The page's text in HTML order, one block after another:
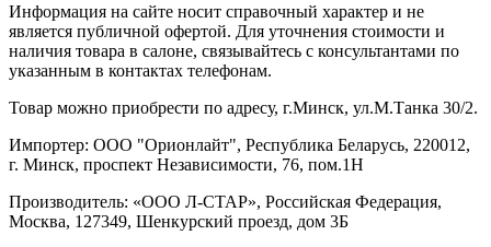
Информация на сайте носит справочный характер и не
является публичной офертой. Для уточнения стоимости и
наличия товара в салоне, связывайтесь с консультантами по
указанным в контактах телефонам.
Товар можно приобрести по адресу, г.Минск, ул.М.Танка 30/2.
Импортер: ООО "Орионлайт", Республика Беларусь, 220012,
г. Минск, проспект Независимости, 76, пом.1Н
Производитель: «ООО Л-СТАР», Российская Федерация,
Москва, 127349, Шенкурский проезд, дом 3Б